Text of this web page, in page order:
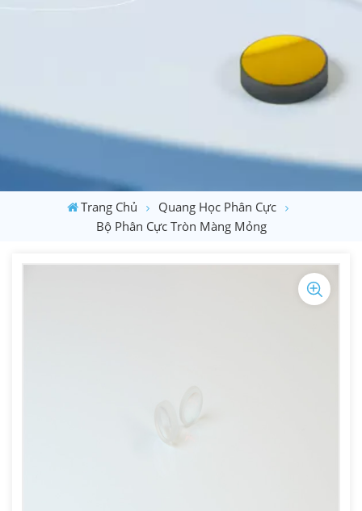
Trang Chủ
Quang Học Phân Cực
Bộ Phân Cực Tròn Màng Mỏng